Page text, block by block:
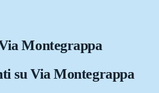
Montegrappa
su Via Montegrappa